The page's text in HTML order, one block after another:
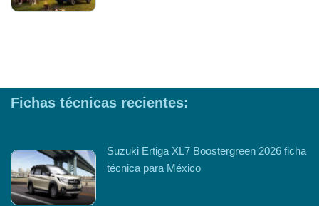
Fichas técnicas recientes:
Suzuki Ertiga XL7 Boostergreen 2026 ficha
técnica para México